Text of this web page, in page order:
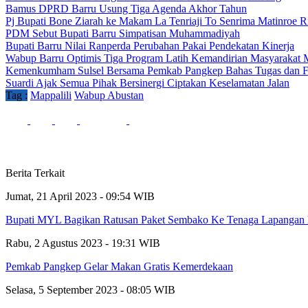
Bamus DPRD Barru Usung Tiga Agenda Akhor Tahun
Pj Bupati Bone Ziarah ke Makam La Tenriaji To Senrima Matinroe
PDM Sebut Bupati Barru Simpatisan Muhammadiyah
Bupati Barru Nilai Ranperda Perubahan Pakai Pendekatan Kinerja
Wabup Barru Optimis Tiga Program Latih Kemandirian Masyarakat
Kemenkumham Sulsel Bersama Pemkab Pangkep Bahas Tugas dan
Suardi Ajak Semua Pihak Bersinergi Ciptakan Keselamatan Jalan
Tag : Mappalili Wabup Abustan
Berita Terkait
Jumat, 21 April 2023 - 09:54 WIB
Bupati MYL Bagikan Ratusan Paket Sembako Ke Tenaga
Rabu, 2 Agustus 2023 - 19:31 WIB
Pemkab Pangkep Gelar Makan Gratis Kemerdekaan
Selasa, 5 September 2023 - 08:05 WIB